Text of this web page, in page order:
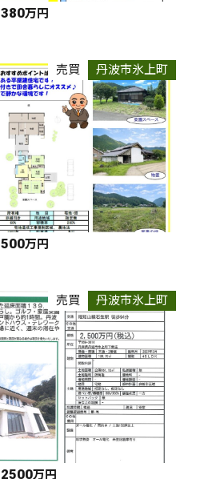
380万円
売買 丹波市氷上町
500万円
売買 丹波市氷上町
2500万円